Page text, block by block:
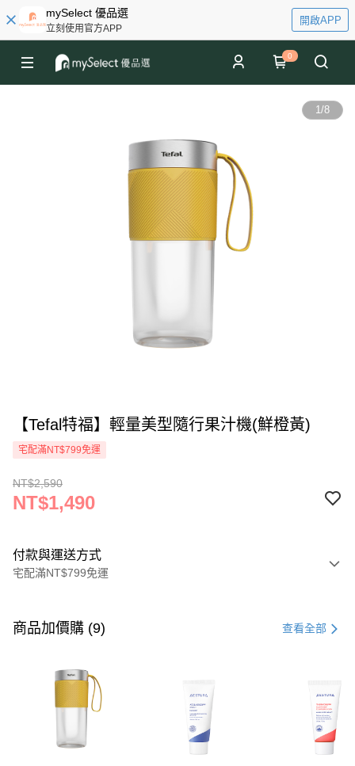
mySelect 優品選
立刻使用官方APP
開啟APP
0
1/8
【Tefal特福】輕量美型隨行果汁機(鮮橙黃)
宅配滿NT$799免運
NT$2,590
NT$1,490
付款與運送方式
宅配滿NT$799免運
信用卡一次付款
3 期 0 利率 每期
合作金庫商業銀行
第一商業銀行
華南商業銀行
彰化商業銀行
上海商業儲蓄銀行
台北富邦商業銀行
兆豐國際商業銀行
6 期 0 利率 每期 21家銀行
合作金庫商業銀行
第一商業銀行
華南商業銀行
彰化商業銀行
商品加價購 (9) 查看全部